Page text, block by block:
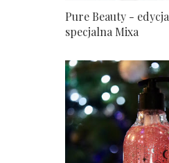
Pure Beauty - edycja
specjalna Mixa